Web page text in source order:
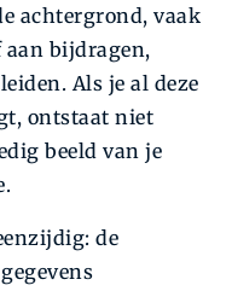
achtergrond, vaak
aan bijdragen,
Als je al deze
ontstaat niet
beeld van je
de